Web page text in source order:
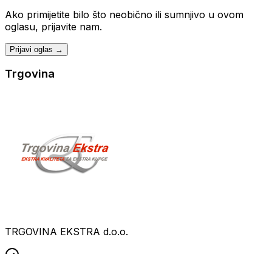
Ako primijetite bilo što neobično ili sumnjivo u ovom
oglasu, prijavite nam.
Prijavi oglas →
Trgovina
TRGOVINA EKSTRA d.o.o.